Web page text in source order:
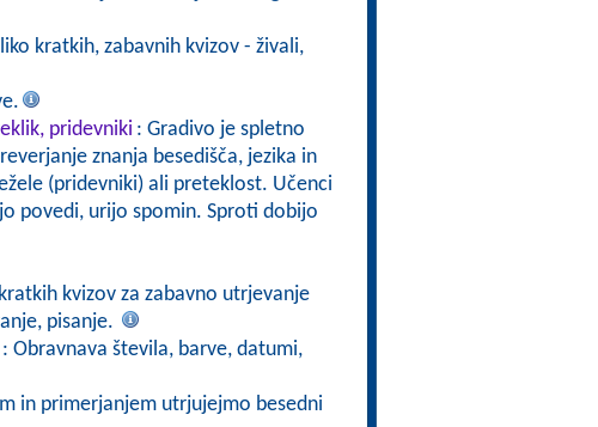
kratkih, zabavnih kvizov - živali,
pridevniki : Gradivo je spletno
znanja besedišča, jezika in
(pridevniki) ali preteklost. Učenci
povedi, urijo spomin. Sproti dobijo
kvizov za zabavno utrjevanje
pisanje.
: Obravnava števila, barve, datumi,
in primerjanjem utrjujejmo besedni